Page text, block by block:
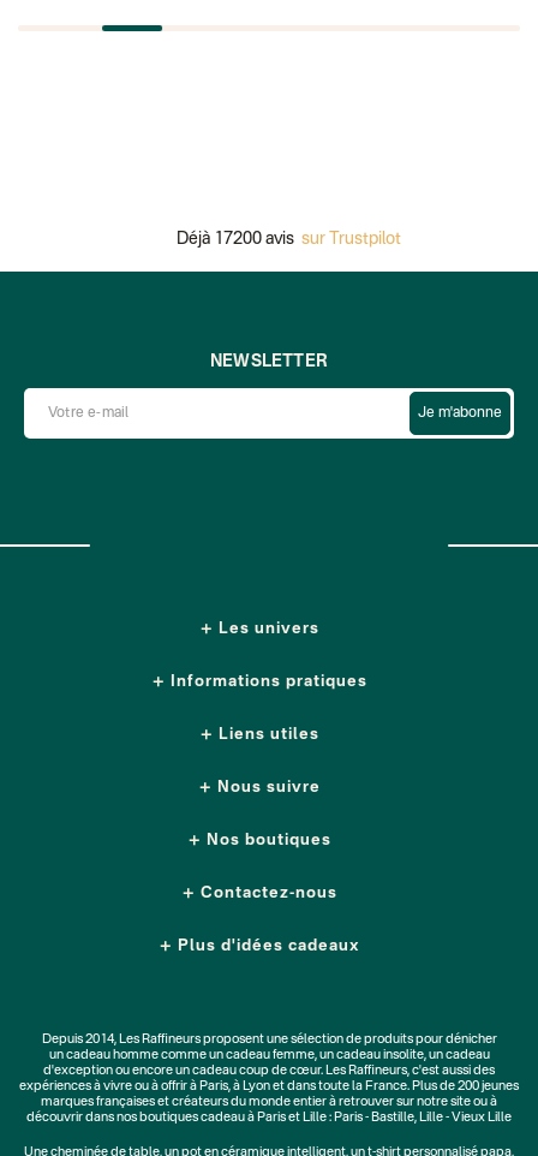
Déjà 17200 avis sur Trustpilot
Les univers
Informations pratiques
Liens utiles
NEWSLETTER
Je m'abonne
Nous suivre
Nos boutiques
Contactez-nous
Plus d'idées cadeaux
Depuis 2014, Les Raffineurs proposent une sélection de produits pour dénicher
uncadeau hommecomme un cadeau femme, uncadeau insolite, uncadeau
d'exceptionou encore un cadeau coup de cœur. Les Raffineurs, c'est aussi des
expériences à vivreou à offrir à Paris, à Lyon et dans toute la France. Plus de200 jeunes
marquesfrançaises et créateurs du monde entier à retrouver sur notre site ou à
découvrir dans nos boutiques cadeau à Paris et Lille : Paris - Bastille, Lille - Vieux Lille
Unecheminée de table, unpot en céramique intelligent, unt-shirt personnalisé papa,